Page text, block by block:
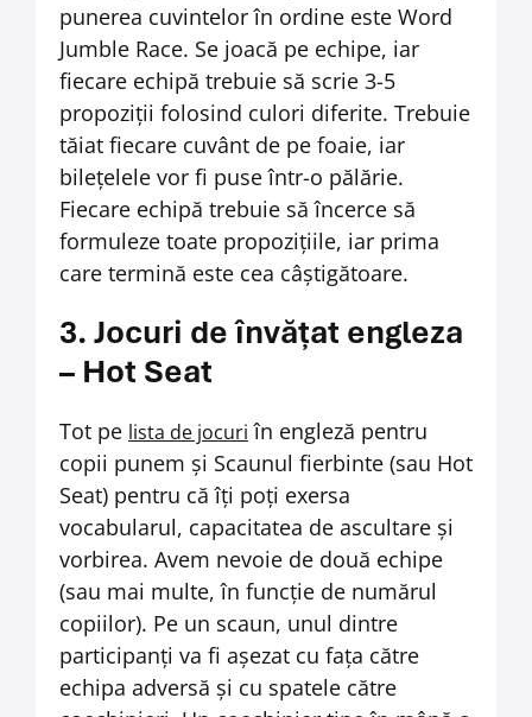
punerea cuvintelor în ordine este Word
Jumble Race. Se joacă pe echipe, iar
fiecare echipă trebuie să scrie 3-5
propoziții folosind culori diferite. Trebuie
tăiat fiecare cuvânt de pe foaie, iar
bilețelele vor fi puse într-o pălărie.
Fiecare echipă trebuie să încerce să
formuleze toate propozițiile, iar prima
care termină este cea câștigătoare.
3. Jocuri de învățat engleza
– Hot Seat
Tot pe lista de jocuri în engleză pentru
copii punem și Scaunul fierbinte (sau Hot
Seat) pentru că îți poți exersa
vocabularul, capacitatea de ascultare și
vorbirea. Avem nevoie de două echipe
(sau mai multe, în funcție de numărul
copiilor). Pe un scaun, unul dintre
participanți va fi așezat cu fața către
echipa adversă și cu spatele către